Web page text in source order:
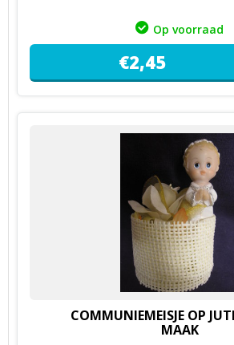
Op voorraad
€2,45
COMMUNIEMEISJE OP
MAAK